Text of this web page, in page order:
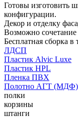
Готовы изготовить
конфигурации.
Декор и отделку
Возможно сочетание
Бесплатная сборка в
ЛДСП
Пластик Alvic Luxe
Пластик HPL
Пленка ПВХ
Полотно АГТ (МДФ)
полки
корзины
штанги